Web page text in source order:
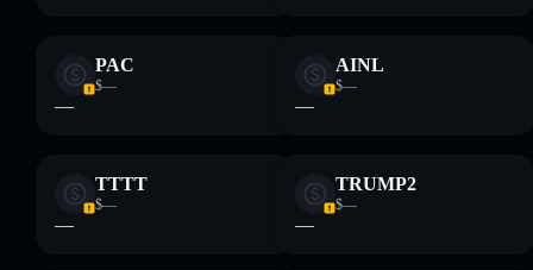
PAC
$—
—
AINL
$—
—
TTTT
$—
—
TRUMP2
$—
—